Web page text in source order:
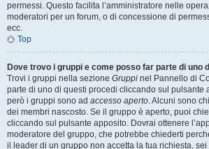
permessi. Questo facilita l’amministratore nelle
moderatori per un forum, o di concessione di
ecc.
Top
Dove trovo i gruppi e come posso far parte di uno
Trovi i gruppi nella sezione Gruppi nel Pannello di
parte di uno di questi procedi cliccando sul pulsante
però i gruppi sono ad accesso aperto. Alcuni sono
dei membri nascosto. Se il gruppo è aperto, puoi
cliccando sul pulsante apposito. Dovrai ottenere
moderatore del gruppo, che potrebbe chiederti
il leader di un gruppo non accetta la tua richiesta,